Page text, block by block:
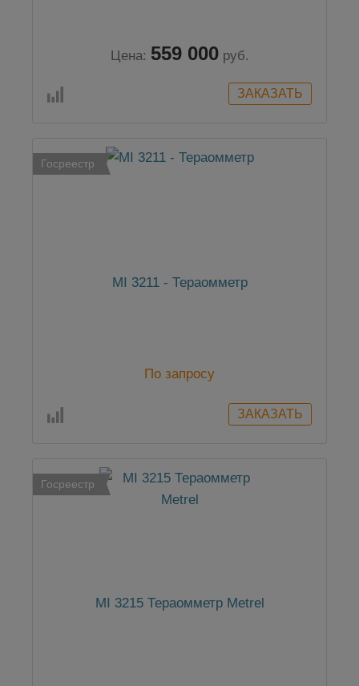
Цена: 559 000 руб.
Госреестр
MI 3211 - Тераомметр
По запросу
Госреестр
MI 3215 Тераомметр Metrel